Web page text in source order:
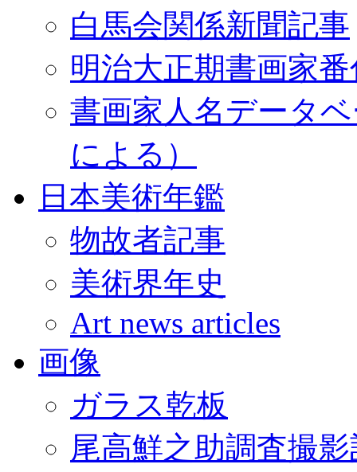
白馬会関係新聞記事
明治大正期書画家
書画家人名データ
による）
日本美術年鑑
物故者記事
美術界年史
Art news articles
画像
ガラス乾板
尾高鮮之助調査撮